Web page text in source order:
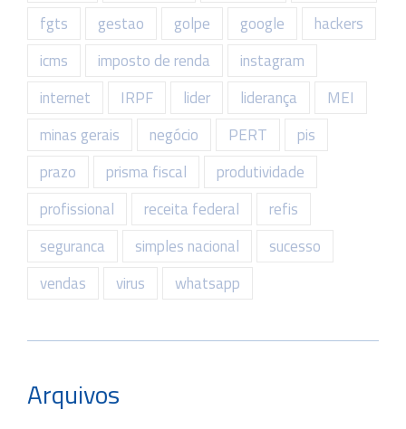
fgts
gestao golpe google
hackers
icms
imposto de renda
instagram
internet
IRPF lider liderança
MEI
minas gerais
negócio PERT
pis
prazo
prisma fiscal
produtividade
profissional
receita federal
refis
seguranca
simples nacional
sucesso
vendas
virus whatsapp
Arquivos